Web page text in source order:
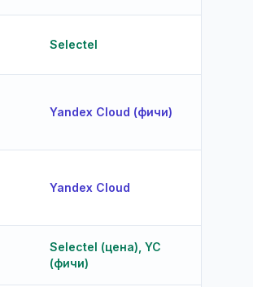
Selectel
Yandex Cloud (фичи)
Yandex Cloud
Selectel (цена), YC
(фичи)